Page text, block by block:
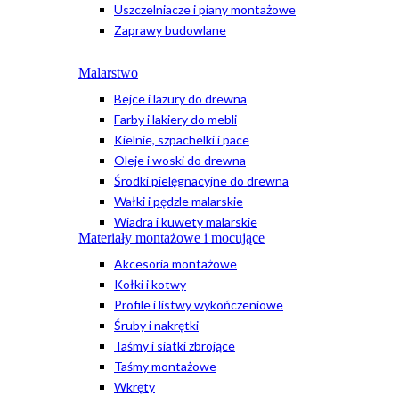
Uszczelniacze i piany montażowe
Zaprawy budowlane
Malarstwo
Bejce i lazury do drewna
Farby i lakiery do mebli
Kielnie, szpachelki i pace
Oleje i woski do drewna
Środki pielęgnacyjne do drewna
Wałki i pędzle malarskie
Wiadra i kuwety malarskie
Materiały montażowe i mocujące
Akcesoria montażowe
Kołki i kotwy
Profile i listwy wykończeniowe
Śruby i nakrętki
Taśmy i siatki zbrojące
Taśmy montażowe
Wkręty